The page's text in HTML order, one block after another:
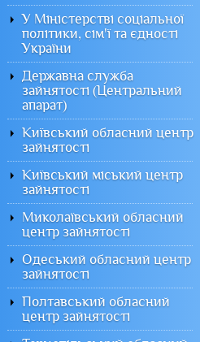
У Міністерстві соціальної
політики, сім'ї та єдності
України
Державна служба
зайнятості (Центральний
апарат)
Київський обласний центр
зайнятості
Київський міський центр
зайнятості
Миколаївський обласний
центр зайнятості
Одеський обласний центр
зайнятості
Полтавський обласний
центр зайнятості